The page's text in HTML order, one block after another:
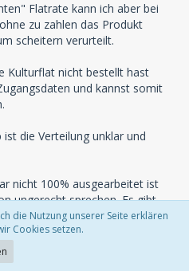
Flatrate kann ich aber bei
zu zahlen das Produkt
scheitern verurteilt.
Kulturflat nicht bestellt hast
und kannst somit
die Verteilung unklar und
nicht 100% ausgearbeitet ist
ungerecht sprechen. Es gibt
jahrzehntelanger Existenz
finden.
Handlungen zu
die Nutzung unserer Seite erklären
Cookies setzen.